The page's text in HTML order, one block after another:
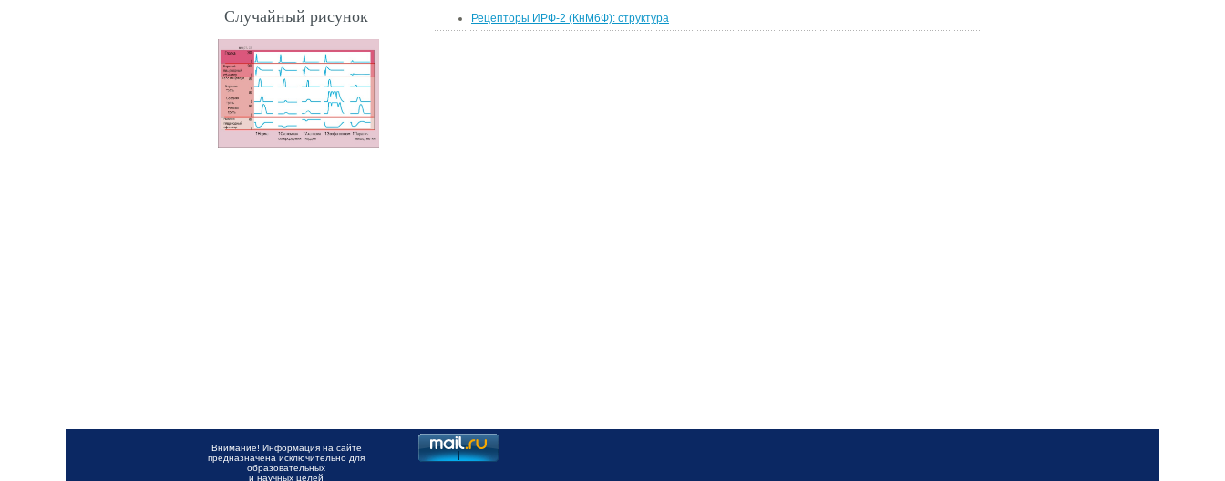
Рецепторы ИРФ-2 (КнМ6Ф): структура
Случайный рисунок
Внимание! Информация на сайте
предназначена исключительно для
образовательных
и научных целей